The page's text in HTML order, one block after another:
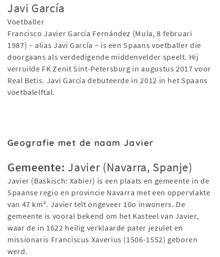
Javi García
Voetballer
Francisco Javier García Fernández (Mula, 8 februari
1987) – alias Javi García – is een Spaans voetballer die
doorgaans als verdedigende middenvelder speelt. Hij
verruilde FK Zenit Sint-Petersburg in augustus 2017 voor
Real Betis. Javi García debuteerde in 2012 in het Spaans
voetbalelftal.
Geografie met de naam Javier
Gemeente: Javier (Navarra, Spanje)
Javier (Baskisch: Xabier) is een plaats en gemeente in de
Spaanse regio en provincie Navarra met een oppervlakte
van 47 km². Javier telt ongeveer 10o inwoners. De
gemeente is vooral bekend om het Kasteel van Javier,
waar de in 1622 heilig verklaarde pater jezuïet en
missionaris Franciscus Xaverius (1506-1552) geboren
werd.